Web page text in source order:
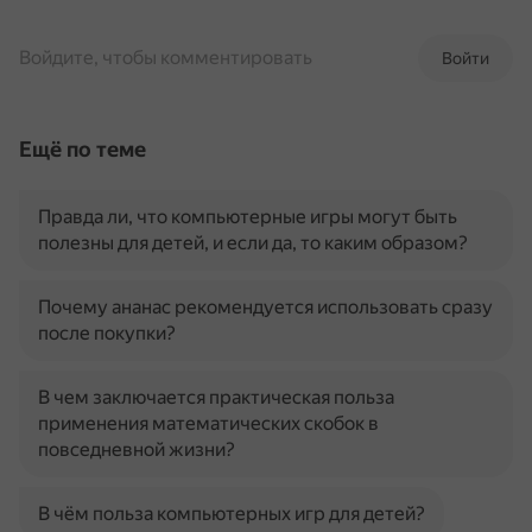
Войти
Войдите, чтобы комментировать
Ещё по теме
Правда ли, что компьютерные игры могут быть
полезны для детей, и если да, то каким образом?
Почему ананас рекомендуется использовать сразу
после покупки?
В чем заключается практическая польза
применения математических скобок в
повседневной жизни?
В чём польза компьютерных игр для детей?